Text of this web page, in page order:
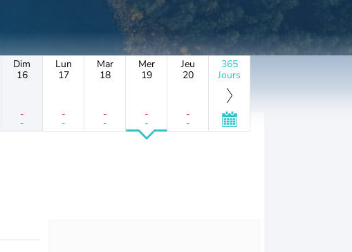
Dim
16
-
-
Lun
17
-
-
Mar
18
-
-
Mer
19
-
-
Jeu
20
-
-
365
Jours